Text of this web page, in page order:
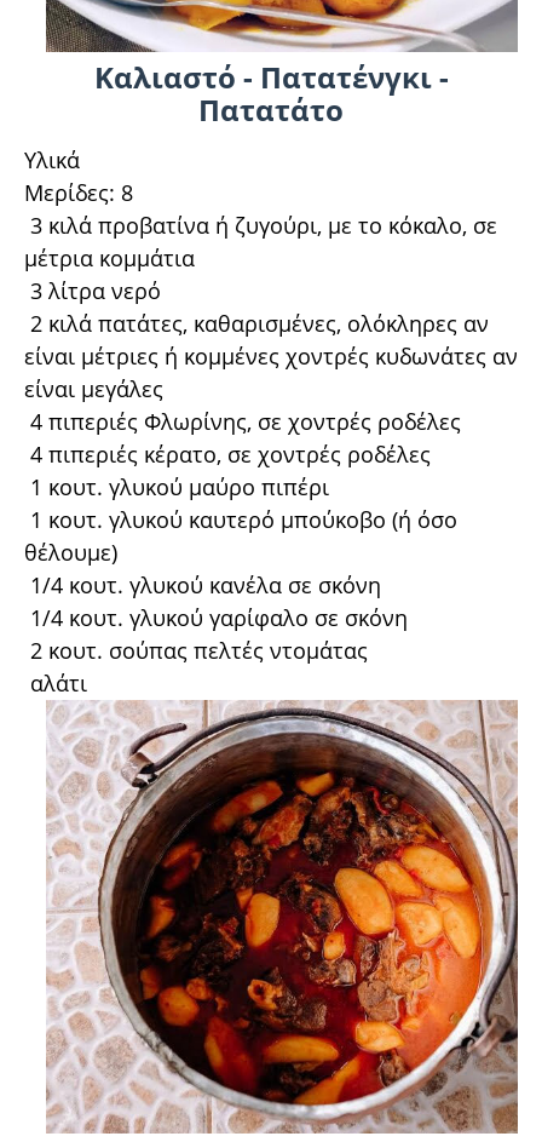
Καλιαστό - Πατατένγκι -
Πατατάτο
Υλικά
Μερίδες: 8
3 κιλά προβατίνα ή ζυγούρι, με το κόκαλο, σε
μέτρια κομμάτια
3 λίτρα νερό
2 κιλά πατάτες, καθαρισμένες, ολόκληρες αν
είναι μέτριες ή κομμένες χοντρές κυδωνάτες αν
είναι μεγάλες
4 πιπεριές Φλωρίνης, σε χοντρές ροδέλες
4 πιπεριές κέρατο, σε χοντρές ροδέλες
1 κουτ. γλυκού μαύρο πιπέρι
1 κουτ. γλυκού καυτερό μπούκοβο (ή όσο
θέλουμε)
1/4 κουτ. γλυκού κανέλα σε σκόνη
1/4 κουτ. γλυκού γαρίφαλο σε σκόνη
2 κουτ. σούπας πελτές ντομάτας
αλάτι